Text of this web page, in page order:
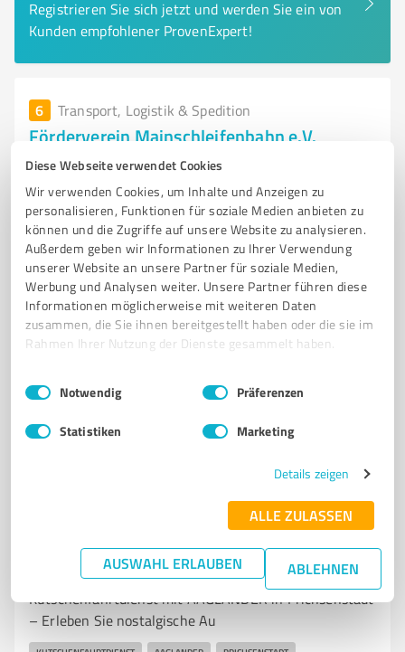
Diese Webseite verwendet Cookies
Wir verwenden Cookies, um Inhalte und Anzeigen zu
personalisieren, Funktionen für soziale Medien anbieten zu
können und die Zugriffe auf unsere Website zu analysieren.
Außerdem geben wir Informationen zu Ihrer Verwendung
unserer Website an unsere Partner für soziale Medien,
Werbung und Analysen weiter. Unsere Partner führen diese
Informationen möglicherweise mit weiteren Daten
zusammen, die Sie ihnen bereitgestellt haben oder die sie im
Rahmen Ihrer Nutzung der Dienste gesammelt haben.
Impressum Datenschutzbestimmungen
Einwilligungsauswahl
Notwendig Präferenzen
Statistiken Marketing
Details zeigen
ALLE ZULASSEN
AUSWAHL ERLAUBEN ABLEHNEN
Registrieren Sie sich jetzt und werden Sie ein von
Kunden empfohlener ProvenExpert!
6 Transport, Logistik & Spedition
Förderverein Mainschleifenbahn e.V.
Nostalgische Eisenbahnfahrt mit der
Mainschleifenbahn in Volkach erleben
BAHNUNTERNEHMEN MAINSCHLEIFENBAHN VOLKACH
NOSTALGISCHE EISENBAHNFAHRT FRÄNKISCHES WEINLAND
AUSFLUGSBAHN EHRENAMTLICHES ENGAGEMENT TOURISMUS
GRUPPENFAHRTEN
WEINLANDSCHAFTEN
info@mainschleifenbahn.de www.mainschleifenbahn.de/
4,90 / 5,00
Transport, Logistik & Spedition
Aagland GmbH & Co. KG
Kutschenfahrtdienst mit AAGLANDER in Prichsenstadt
– Erleben Sie nostalgische Au